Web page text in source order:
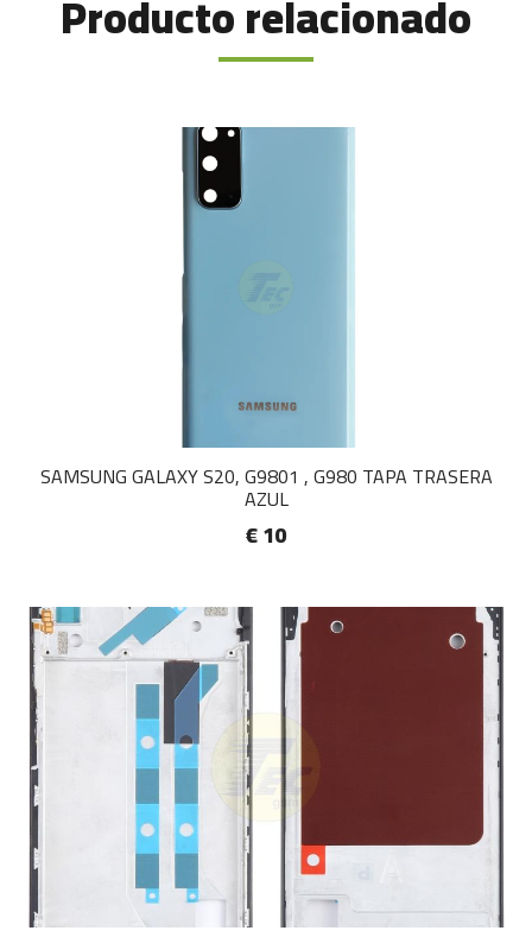
Producto relacionado
SAMSUNG GALAXY S20, G9801 , G980 TAPA TRASERA
AZUL
€ 10